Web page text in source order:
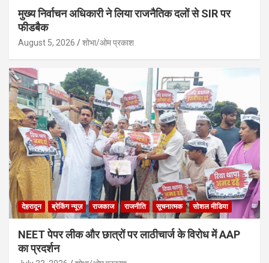
मुख्य निर्वाचन अधिकारी ने लिया राजनैतिक दलों से SIR पर
फीडबैक
August 5, 2026 शोभा/ओम प्रकाश
देहरादून ब्रेकिंग न्यूज़ राजकाज राजनीति सूचनात्मक सोशल मीडिया
NEET पेपर लीक और छात्रों पर लाठीचार्ज के विरोध में AAP
का प्रदर्शन